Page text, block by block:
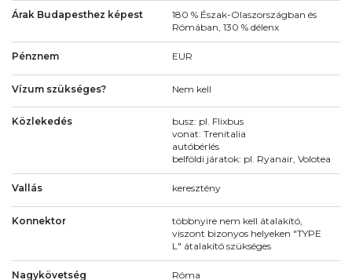
Árak Budapesthez képest
180 % Észak-Olaszországban és
Rómában, 130 % délenx
Pénznem EUR
Vízum szükséges? Nem kell
Közlekedés
busz: pl. Flixbus
vonat: Trenitalia
autóbérlés
belföldi járatok: pl. Ryanair, Volotea
Vallás keresztény
Konnektor
többnyire nem kell átalakító,
viszont bizonyos helyeken "TYPE
L" átalakító szükséges
Nagykövetség Róma